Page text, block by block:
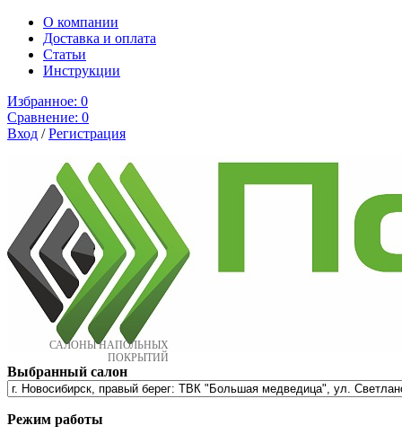
О компании
Доставка и оплата
Cтатьи
Инструкции
Избранное: 0
Сравнение: 0
Вход /Регистрация
САЛОНЫ НАПОЛЬНЫХ
ПОКРЫТИЙ
Выбранный салон
Режим работы